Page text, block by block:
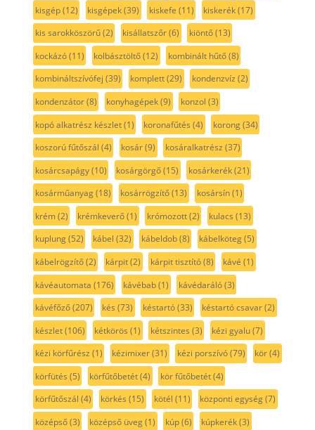
kisgép(12) kisgépek(39) kiskefe (11) kiskerék(17)
kis sarokköszörű(2) kisállatszőr(6) kiöntő(13)
kockázó(11) kolbásztöltő(12) kombinált hűtő(8)
kombináltszívófej (39) komplett(29) kondenzvíz (2)
kondenzátor(8) konyhagépek(9) konzol (3)
kopó alkatrész készlet(1) koronafűtés (4) korong(34)
koszorú fűtőszál (4) kosár(9) kosáralkatrész (37)
kosárcsapágy(10) kosárgörgő(15) kosárkerék(21)
kosárműanyag(18) kosárrögzítő(13) kosársín(1)
krém(2) krémkeverő(1) krómozott(2) kulacs (13)
kuplung(52) kábel (32) kábeldob(8) kábelköteg(5)
kábelrögzítő(2) kárpit(2) kárpit tisztító(8) kávé (1)
kávéautomata (176) kávébab(1) kávédaráló(3)
kávéfőző(207) kés (73) késtartó(33) késtartó csavar(2)
készlet(106) kétkörös (1) kétszintes (3) kézi gyalu(7)
kézi körfűrész (1) kézimixer(31) kézi porszívó(79) kör(4)
körfütés (5) körfűtőbetét(4) kör fűtőbetét(4)
körfűtőszál (4) körkés (15) kötél (11) központi egység(7)
középső(3) középső üveg(1) kúp(6) kúpkerék(3)